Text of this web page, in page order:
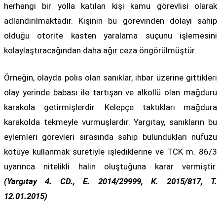
herhangi bir yolla katılan kişi kamu görevlisi olarak
adlandırılmaktadır. Kişinin bu görevinden dolayı sahip
olduğu otorite kasten yaralama suçunu işlemesini
kolaylaştıracağından daha ağır ceza öngörülmüştür.
Örneğin, olayda polis olan sanıklar, ihbar üzerine gittikleri
olay yerinde babası ile tartışan ve alkollü olan mağduru
karakola getirmişlerdir. Kelepçe taktıkları mağdura
karakolda tekmeyle vurmuşlardır. Yargıtay, sanıkların bu
eylemleri görevleri sırasında sahip bulundukları nüfuzu
kötüye kullanmak suretiyle işlediklerine ve TCK m. 86/3
uyarınca nitelikli halin oluştuğuna karar vermiştir.
(Yargıtay 4. CD., E. 2014/29999, K. 2015/817, T.
12.01.2015)